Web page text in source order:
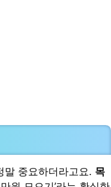
말 중요하더라고요. 목